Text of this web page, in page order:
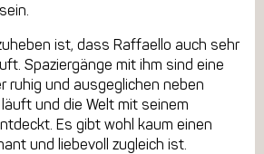
ist, dass Raffaello auch sehr
Spaziergänge mit ihm sind eine
ruhig und ausgeglichen neben
und die Welt mit seinem
Es gibt wohl kaum einen
und liebevoll zugleich ist.